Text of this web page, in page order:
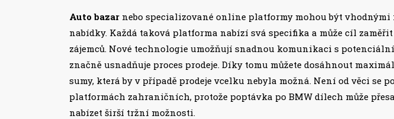
Auto bazar nebo specializované online platformy mohou být
nabídky. Každá taková platforma nabízí svá specifika a může cíl
zájemců. Nové technologie umožňují snadnou komunikaci s
značně usnadňuje proces prodeje. Díky tomu můžete dosáhnout
sumy, která by v případě prodeje vcelku nebyla možná. Není od věci se
platformách zahraničních, protože poptávka po BMW dílech může
nabízet širší tržní možnosti.